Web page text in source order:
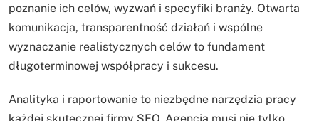
poznanie ich celów, wyzwań i specyfiki branży. Otwarta
komunikacja, transparentność działań i wspólne
wyznaczanie realistycznych celów to fundament
długoterminowej współpracy i sukcesu.
Analityka i raportowanie to niezbędne narzędzia pracy
każdej skutecznej firmy SEO. Agencja musi nie tylko